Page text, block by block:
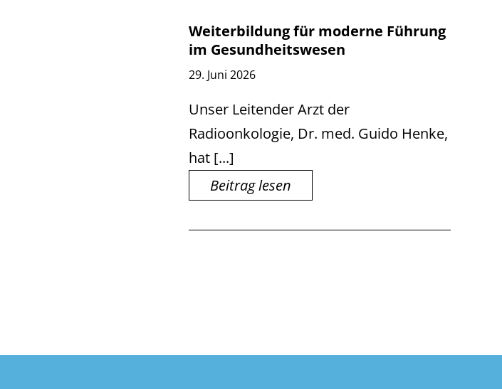
Weiterbildung für moderne Führung
im Gesundheitswesen
29. Juni 2026
Unser Leitender Arzt der
Radioonkologie, Dr. med. Guido Henke,
hat [...]
Beitrag lesen